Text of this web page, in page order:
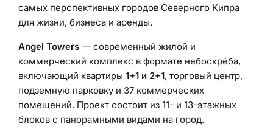
самых перспективных городов Северного Кипра
для жизни, бизнеса и аренды.
Angel Towers — современный жилой и
коммерческий комплекс в формате небоскрёба,
включающий квартиры 1+1 и 2+1, торговый центр,
подземную парковку и 37 коммерческих
помещений. Проект состоит из 11- и 13-этажных
блоков с панорамными видами на город.